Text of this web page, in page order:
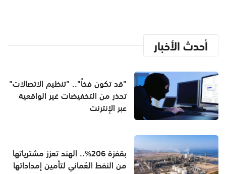
أحدث الأخبار
"قد تكون فخاً".. "تنظيم الاتصالات"
تحذر من التخفيضات غير الواقعية
عبر الإنترنت
بقفزة 206%.. الهند تعزز مشترياتها
من النفط العُماني لتأمين إمداداتها